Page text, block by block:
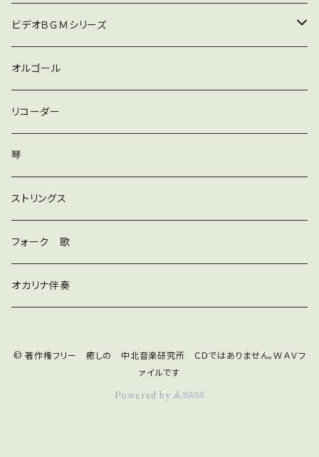
普通
ビデオＢＧＭシリーズ
ロック
ラテン
ダンス
和風
京都
ストリングス
子ども
オルゴール
リコーダー
琴
ストリングス
フォーク 歌
オカリナ伴奏
© 著作権フリー 癒しの 中北音楽研究所 ＣＤではありません。ＷＡＶフ
ァイルです
Powered by